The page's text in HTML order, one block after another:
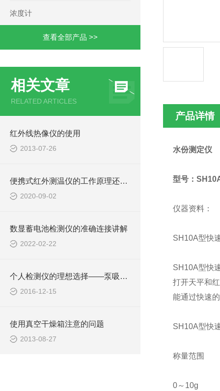
浓度计
查看全部产品 >>
相关文章
RELATED ARTICLES
红外线热像仪的使用
2013-07-26
便携式红外测温仪的工作原理还不快来了解下！
2020-09-02
数显蓄电池检测仪的准确连接讲解
2022-02-22
个人检测仪的理想选择——泵吸式气体检测仪
2016-12-15
使用真空干燥箱注意的问题
2013-08-27
产品详情
水份测定仪
型号：
仪器资料：
SH10A型快
SH10A型快
打开天平和
能通过快速
SH10A型快
称量范围
0～10g